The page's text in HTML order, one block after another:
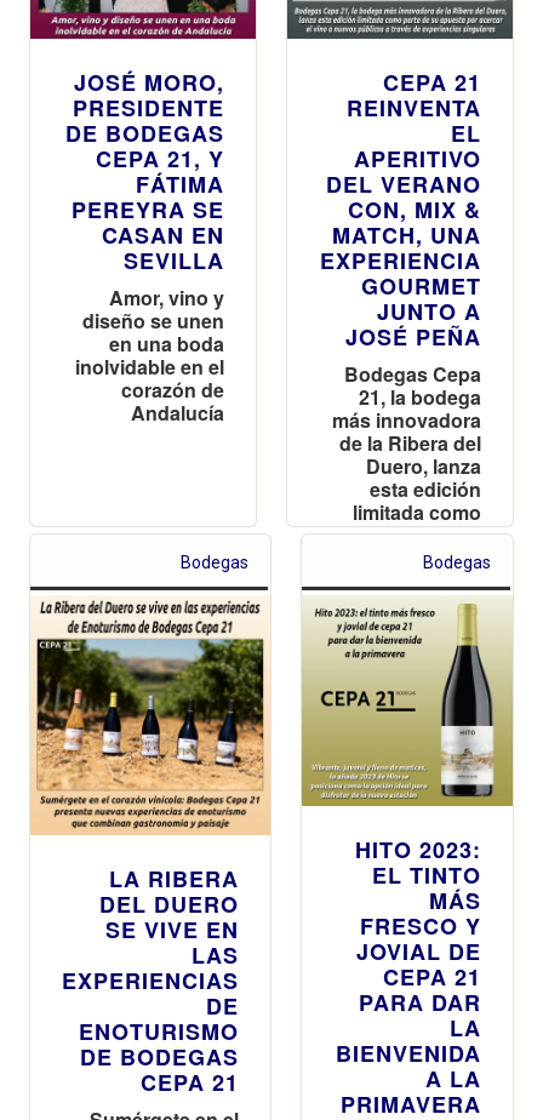
JOSÉ MORO,
PRESIDENTE
DE BODEGAS
CEPA 21, Y
FÁTIMA
PEREYRA SE
CASAN EN
SEVILLA
Amor, vino y
diseño se unen
en una boda
inolvidable en el
corazón de
Andalucía
CEPA 21
REINVENTA
EL
APERITIVO
DEL VERANO
CON, MIX &
MATCH, UNA
EXPERIENCIA
GOURMET
JUNTO A
JOSÉ PEÑA
Bodegas Cepa
21, la bodega
más innovadora
de la Ribera del
Duero, lanza
esta edición
limitada como
parte de su
apuesta por
acercar el vino a
nuevos
públicos a
través de
experiencias
singulares
Bodegas
LA RIBERA
DEL DUERO
SE VIVE EN
LAS
EXPERIENCIAS
DE
ENOTURISMO
DE BODEGAS
CEPA 21
Bodegas
HITO 2023:
EL TINTO
MÁS
FRESCO Y
JOVIAL DE
CEPA 21
PARA DAR
LA
BIENVENIDA
A LA
PRIMAVERA